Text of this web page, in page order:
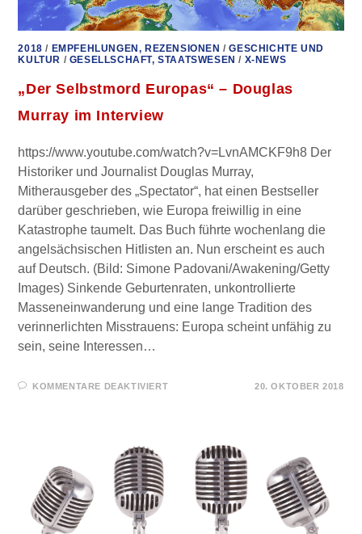
2018 / EMPFEHLUNGEN, REZENSIONEN /GESCHICHTE UND
KULTUR / GESELLSCHAFT, STAATSWESEN / X-NEWS
„Der Selbstmord Europas“ – Douglas
Murray im Interview
https://www.youtube.com/watch?v=LvnAMCKF9h8 Der
Historiker und Journalist Douglas Murray,
Mitherausgeber des „Spectator“, hat einen Bestseller
darüber geschrieben, wie Europa freiwillig in eine
Katastrophe taumelt. Das Buch führte wochenlang die
angelsächsischen Hitlisten an. Nun erscheint es auch
auf Deutsch. (Bild: Simone Padovani/Awakening/Getty
Images) Sinkende Geburtenraten, unkontrollierte
Masseneinwanderung und eine lange Tradition des
verinnerlichten Misstrauens: Europa scheint unfähig zu
sein, seine Interessen…
KOMMENTARE DEAKTIVIERTFÜR
MURRAY
INTERVIEW
20. OKTOBER 2018